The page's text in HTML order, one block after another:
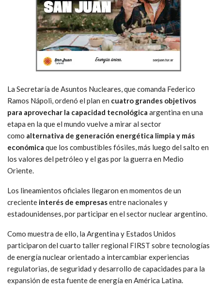
La Secretaría de Asuntos Nucleares, que comanda Federico
Ramos Nápoli, ordenó el plan en cuatro grandes objetivos
para aprovechar la capacidad tecnológica argentina en una
etapa en la que el mundo vuelve a mirar al sector
como alternativa de generación energética limpia y más
económica que los combustibles fósiles, más luego del salto en
los valores del petróleo y el gas por la guerra en Medio
Oriente.
Los lineamientos oficiales llegaron en momentos de un
creciente interés de empresasentre nacionales y
estadounidenses, por participar en el sector nuclear argentino.
Como muestra de ello, la Argentina y Estados Unidos
participaron del cuarto taller regional FIRST sobre tecnologías
de energía nuclear orientado a intercambiar experiencias
regulatorias, de seguridad y desarrollo de capacidades para la
expansión de esta fuente de energía en América Latina.